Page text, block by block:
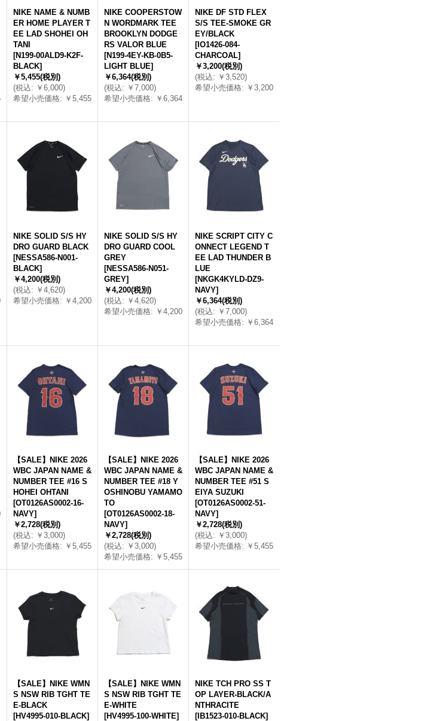
NIKE NAME & NUMB
ER HOME PLAYER T
EE LAD SHOHEI OH
TANI
[N199-00ALD9-K2F-
BLACK]
￥5,455(税別)
(税込: ￥6,000)
希望小売価格: ￥5,455
NIKE COOPERSTOW
N WORDMARK TEE
BROOKLYN DODGE
RS VALOR BLUE
[N199-4EY-KB-0B5-
LIGHT BLUE]
￥6,364(税別)
(税込: ￥7,000)
希望小売価格: ￥6,364
NIKE DF STD FLEX
S/S TEE-SMOKE GR
EY/BLACK
[IO1426-084-
CHARCOAL]
￥3,200(税別)
(税込: ￥3,520)
希望小売価格: ￥3,200
NIKE SOLID S/S HY
DRO GUARD BLACK
[NESSA586-N001-
BLACK]
￥4,200(税別)
(税込: ￥4,620)
希望小売価格: ￥4,200
NIKE SOLID S/S HY
DRO GUARD COOL
GREY
[NESSA586-N051-
GREY]
￥4,200(税別)
(税込: ￥4,620)
希望小売価格: ￥4,200
NIKE SCRIPT CITY C
ONNECT LEGEND T
EE LAD THUNDER B
LUE
[NKGK4KYLD-DZ9-
NAVY]
￥6,364(税別)
(税込: ￥7,000)
希望小売価格: ￥6,364
【SALE】NIKE 2026
WBC JAPAN NAME &
NUMBER TEE #16 S
HOHEI OHTANI
[OT0126AS0002-16-
NAVY]
￥2,728(税別)
(税込: ￥3,000)
希望小売価格: ￥5,455
【SALE】NIKE 2026
WBC JAPAN NAME &
NUMBER TEE #18 Y
OSHINOBU YAMAMO
TO
[OT0126AS0002-18-
NAVY]
￥2,728(税別)
(税込: ￥3,000)
希望小売価格: ￥5,455
【SALE】NIKE 2026
WBC JAPAN NAME &
NUMBER TEE #51 S
EIYA SUZUKI
[OT0126AS0002-51-
NAVY]
￥2,728(税別)
(税込: ￥3,000)
希望小売価格: ￥5,455
【SALE】NIKE WMN
S NSW RIB TGHT TE
E-BLACK
[HV4995-010-BLACK]
【SALE】NIKE WMN
S NSW RIB TGHT TE
E-WHITE
[HV4995-100-WHITE]
NIKE TCH PRO SS T
OP LAYER-BLACK/A
NTHRACITE
[IB1523-010-BLACK]